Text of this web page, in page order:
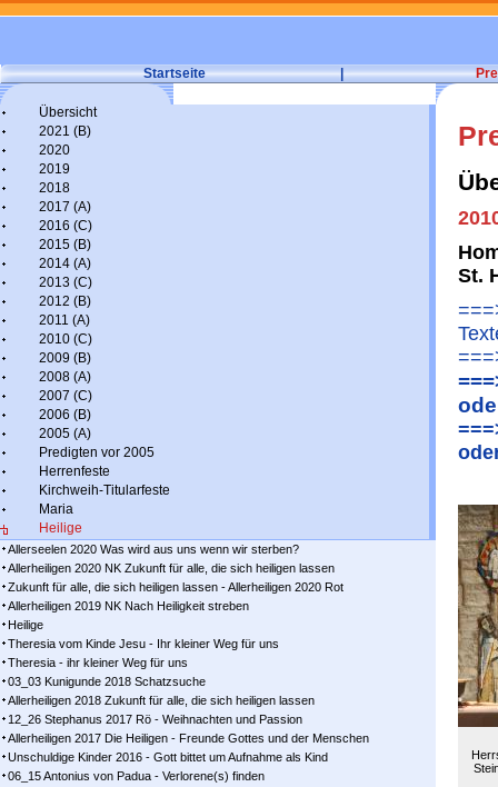
Startseite |
Übersicht
2021 (B)
2020
2019
2018
2017 (A)
2016 (C)
2015 (B)
2014 (A)
2013 (C)
2012 (B)
2011 (A)
2010 (C)
2009 (B)
2008 (A)
2007 (C)
2006 (B)
2005 (A)
Predigten vor 2005
Herrenfeste
Kirchweih-Titularfeste
Maria
Heilige
Allerseelen 2020 Was wird aus uns wenn wir sterben?
Allerheiligen 2020 NK Zukunft für alle, die sich heiligen lassen
Zukunft für alle, die sich heiligen lassen - Allerheiligen 2020 Rot
Allerheiligen 2019 NK Nach Heiligkeit streben
Heilige
Theresia vom Kinde Jesu - Ihr kleiner Weg für uns
Theresia - ihr kleiner Weg für uns
03_03 Kunigunde 2018 Schatzsuche
Allerheiligen 2018 Zukunft für alle, die sich heiligen lassen
12_26 Stephanus 2017 Rö - Weihnachten und Passion
Allerheiligen 2017 Die Heiligen - Freunde Gottes und der Menschen
Unschuldige Kinder 2016 - Gott bittet um Aufnahme als Kind
06_15 Antonius von Padua - Verlorene(s) finden
St.